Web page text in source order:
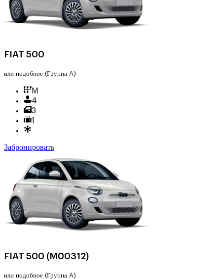
FIAT 500
или подобное (Группа A)
M
4
3
1
Забронировать
FIAT 500 (M00312)
или подобное (Группа A)